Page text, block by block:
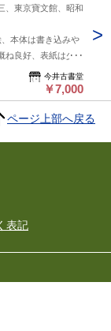
東京寶文館、昭和
本体は書き込みや
ね良好、表紙は少経
はほぼ鮮明、目次：
）、ぶらんこ（川路
明）、垣根みち（菊
弘田龍太郎）、春の
今井古書堂
￥7,000
ページ上部へ戻る
表記